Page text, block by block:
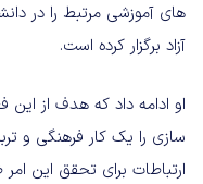
های آموزشی مرتبط را در
آزاد برگزار کرده است.
او ادامه داد که هدف از
سازی را یک کار فرهنگی و
ارتباطات برای تحقق این